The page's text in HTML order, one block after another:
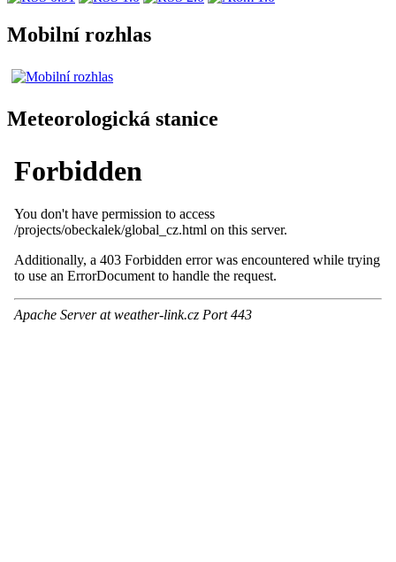
Mobilní rozhlas
Meteorologická stanice